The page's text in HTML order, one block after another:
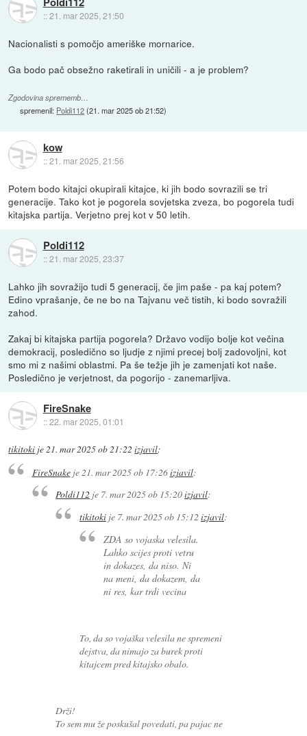
::21. mar 2025, 21:50
Nacionalisti s pomočjo ameriške mornarice.
Ga bodo pač obsežno raketirali in uničili - a je problem?
Zgodovina sprememb…
spremenil: Poldi112(21. mar 2025 ob 21:52)
kow
::21. mar 2025, 21:56
Potem bodo kitajci okupirali kitajce, ki jih bodo sovrazili se tri
generacije. Tako kot je pogorela sovjetska zveza, bo pogorela tudi
kitajska partija. Verjetno prej kot v 50 letih.
Poldi112
::21. mar 2025, 23:37
Lahko jih sovražijo tudi 5 generacij, če jim paše - pa kaj potem?
Edino vprašanje, če ne bo na Tajvanu več tistih, ki bodo sovražili
zahod.
Zakaj bi kitajska partija pogorela? Državo vodijo bolje kot večina
demokracij, posledično so ljudje z njimi precej bolj zadovoljni, kot
smo mi z našimi oblastmi. Pa še težje jih je zamenjati kot naše.
Posledično je verjetnost, da pogorijo - zanemarljiva.
FireSnake
::22. mar 2025, 01:01
tikitoki je21. mar 2025 ob 21:22 izjavil:
FireSnakeje 21. mar 2025 ob 17:26izjavil:
Poldi112 je 7. mar 2025 ob 15:20izjavil:
tikitokije 7. mar 2025 ob 15:12izjavil:
ZDA so vojaska velesila.
Lahko scijes proti vetru
in dokazes, da niso. Ni
na meni, da dokazem, da
ni res, kar trdi vecina
To, da so vojaška velesila ne spremeni
dejstva, da nimajo za burek proti
kitajcem pred kitajsko obalo.
Drži!
To sem mu že poskušal povedati, pa pajac ne